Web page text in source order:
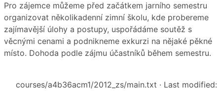
Pro zájemce můžeme před začátkem jarního semestru
organizovat několikadenní zimní školu, kde probereme
zajímavější úlohy a postupy, uspořádáme soutěž s
věcnými cenami a podnikneme exkurzi na nějaké pěkné
místo. Dohoda podle zájmu účastníků během semestru.
courses/a4b36acm1/2012_zs/main.txt · Last modified: